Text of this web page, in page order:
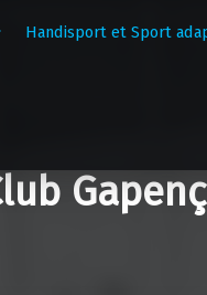
Handisport et Sport